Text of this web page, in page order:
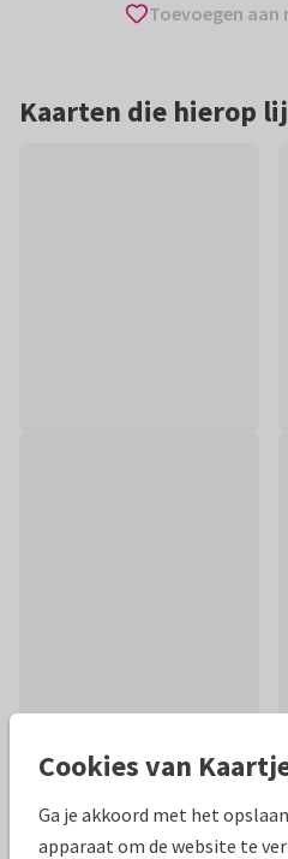
Toevoegen
Kaarten die hierop
Mooie extra's bij je kaart
Cookies van
Ga je akkoord met het
apparaat om de website te